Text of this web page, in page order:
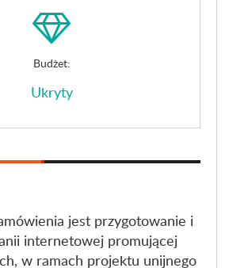
Budżet:
Ukryty
jest przygotowanie i
internetowej promującej
w ramach projektu unijnego